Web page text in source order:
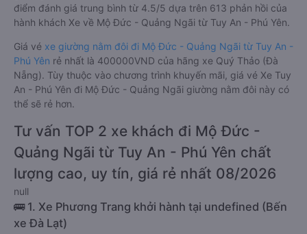
điểm đánh giá trung bình từ 4.5/5 dựa trên 613 phản hồi của
hành khách Xe về Mộ Đức - Quảng Ngãi từ Tuy An - Phú Yên.
Giá vé xe giường nằm đôi đi Mộ Đức - Quảng Ngãi từ Tuy An -
Phú Yên rẻ nhất là 400000VND của hãng xe Quý Thảo (Đà
Nẵng). Tùy thuộc vào chương trình khuyến mãi, giá vé Xe Tuy
An - Phú Yên đi Mộ Đức - Quảng Ngãi giường nằm đôi này có
thể sẽ rẻ hơn.
Tư vấn TOP 2 xe khách đi Mộ Đức -
Quảng Ngãi từ Tuy An - Phú Yên chất
lượng cao, uy tín, giá rẻ nhất 08/2026
null
🚌 1. Xe Phương Trang khởi hành tại undefined (Bến
xe Đà Lạt)